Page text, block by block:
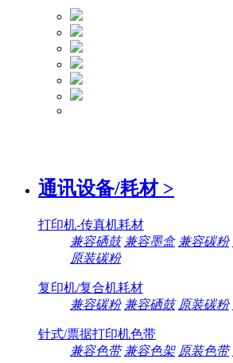
通讯设备/耗材 >
打印机-传真机耗材
兼容硒鼓 兼容墨盒 兼容碳粉
原装碳粉
复印机/复合机耗材
兼容碳粉 兼容硒鼓 原装碳粉
针式/票据打印机色带
兼容色带 兼容色架 原装色带